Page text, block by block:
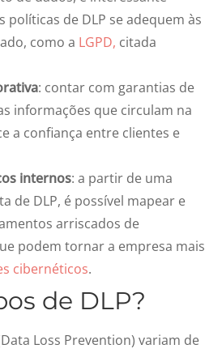
políticas de DLP se adequem às
como a LGPD, citada
: contar com garantias de
informações que circulam na
a confiança entre clientes e
internos: a partir de uma
de DLP, é possível mapear e
arriscados de
podem tornar a empresa mais
cibernéticos.
de DLP?
Loss Prevention) variam de